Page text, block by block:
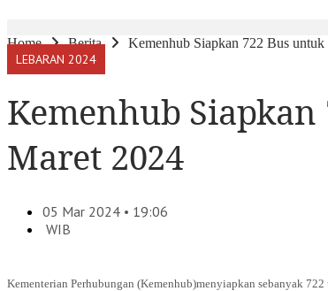
Home Berita Kemenhub Siapkan 722 Bus
LEBARAN 2024
Kemenhub
Maret 2024
05 Mar 2024 • 19:06
WIB
Kementerian Perhubungan (Kemenhub)menyiapkan sebanyak